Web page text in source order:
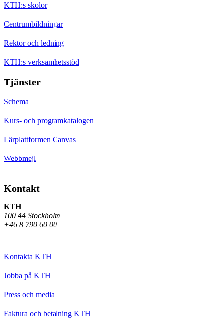
KTH:s skolor
Centrumbildningar
Rektor och ledning
KTH:s verksamhetsstöd
Tjänster
Schema
Kurs- och programkatalogen
Lärplattformen Canvas
Webbmejl
Kontakt
KTH
100 44 Stockholm
+46 8 790 60 00
Kontakta KTH
Jobba på KTH
Press och media
Faktura och betalning KTH